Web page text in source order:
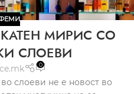
МИРИС СО
СЛОЕВИ
0
слоеви не е новост во